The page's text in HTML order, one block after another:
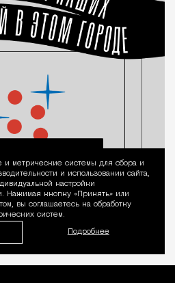
Уведомление
метрические системы для сбора и
и использовании сайта,
настройки
Нажимая кнопку «Принять» или
вы соглашаетесь на обработку
систем.
Подробнее